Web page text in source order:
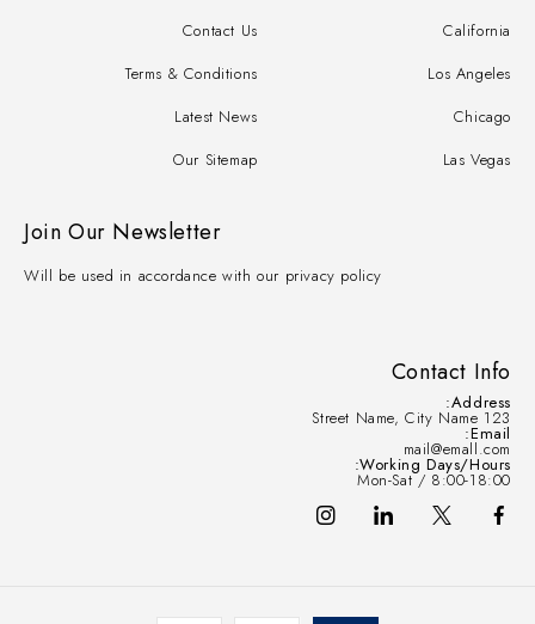
Contact Info
Address:
123 Street Name, City Name
Email:
mail@emall.com
Working Days/Hours:
Mon-Sat / 8:00-18:00
California
Los Angeles
Chicago
Las Vegas
Contact Us
Terms & Conditions
Latest News
Our Sitemap
Join Our Newsletter
Will be used in accordance with our privacy policy